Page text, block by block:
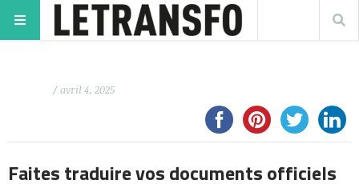
/ avril 4, 2025
Faites traduire vos documents officiels